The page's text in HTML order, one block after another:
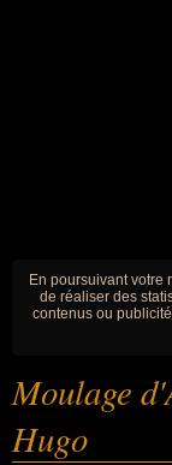
En poursuivant votre
de réaliser des
contenus ou
Moulage
Hugo